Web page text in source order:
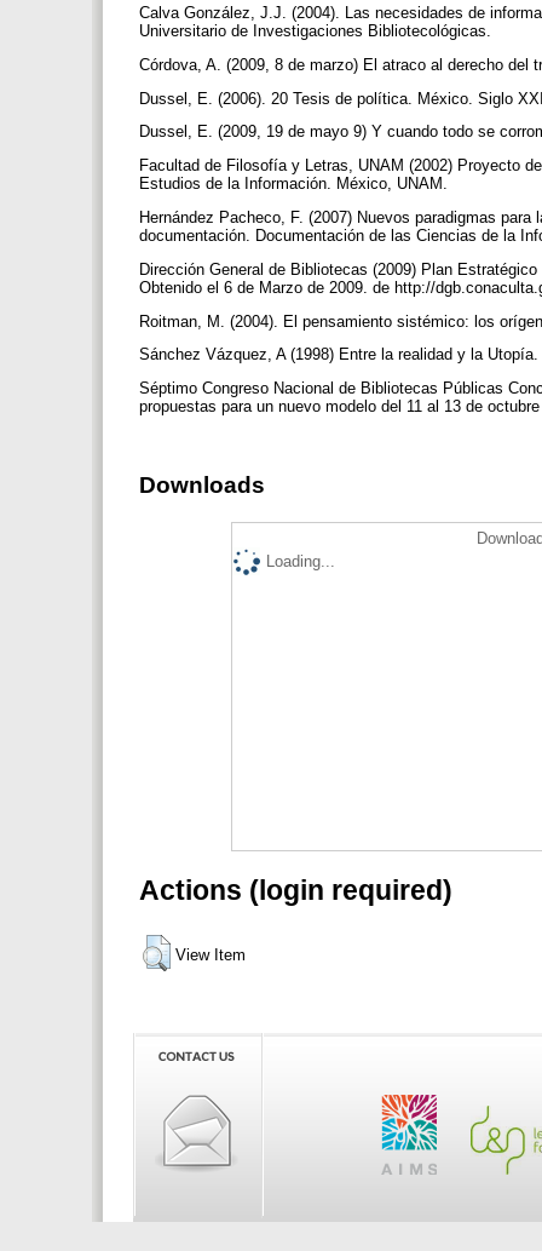
Calva González, J.J. (2004). Las necesidades de
Universitario de Investigaciones Bibliotecológicas.
Córdova, A. (2009, 8 de marzo) El atraco al derecho del
Dussel, E. (2006). 20 Tesis de política. México. Siglo
Dussel, E. (2009, 19 de mayo 9) Y cuando todo se
Facultad de Filosofía y Letras, UNAM (2002) Proyecto
Estudios de la Información. México, UNAM.
Hernández Pacheco, F. (2007) Nuevos paradigmas
documentación. Documentación de las Ciencias de la
Dirección General de Bibliotecas (2009) Plan
Obtenido el 6 de Marzo de 2009. de http://
Roitman, M. (2004). El pensamiento sistémico: los
Sánchez Vázquez, A (1998) Entre la realidad y la
Séptimo Congreso Nacional de Bibliotecas Públicas
propuestas para un nuevo modelo del 11 al 13 de
Downloads
Loading...
Actions (login required)
View Item